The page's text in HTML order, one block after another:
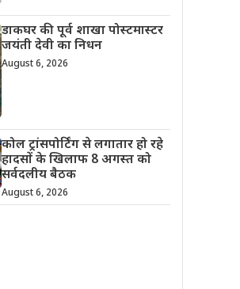
डाकघर की पूर्व शाखा पोस्टमास्टर
जयंती देवी का निधन
August 6, 2026
कोल ट्रांसपोर्टिंग से लगातार हो रहे
हादसों के खिलाफ 8 अगस्त को
सर्वदलीय बैठक
August 6, 2026